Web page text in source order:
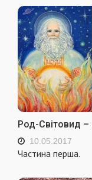
Род-Світовид –
10.05.2017
Частина перша.